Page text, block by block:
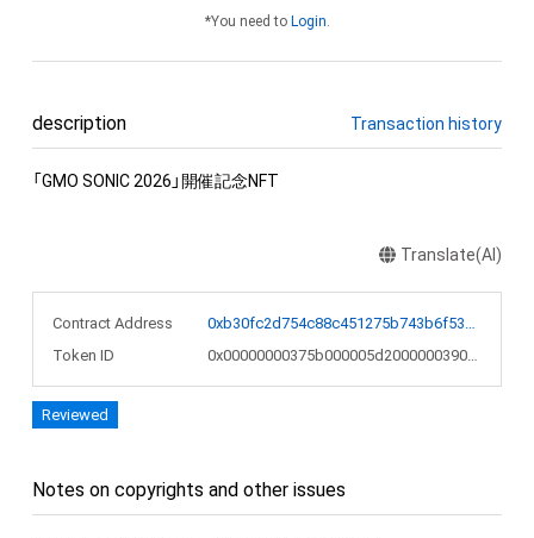
*You need to Login.
description Transaction history
「GMO SONIC 2026」開催記念NFT
Translate(AI)
Contract Address
0xb30fc2d754c88c451275b743b6f530f19f643683
Token ID
0x00000000375b000005d2000000390fc4
Reviewed
Notes on copyrights and other issues